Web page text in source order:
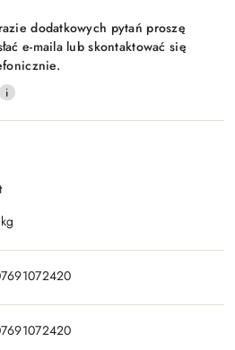
dodatkowych pytań proszę
e-maila lub skontaktować się